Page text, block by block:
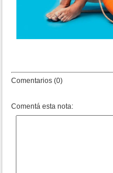
Comentarios (0)
Comentá esta nota: